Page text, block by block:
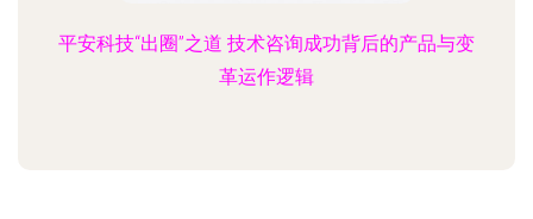
平安科技“出圈”之道 技术咨询成功背后的产品与变
革运作逻辑